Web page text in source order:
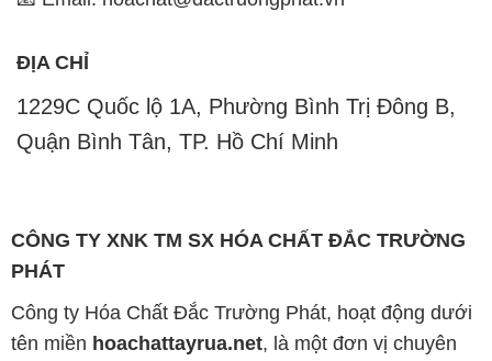
ĐỊA CHỈ
1229C Quốc lộ 1A, Phường Bình Trị Đông B,
Quận Bình Tân, TP. Hồ Chí Minh
CÔNG TY XNK TM SX HÓA CHẤT ĐẮC TRƯỜNG
PHÁT
Công ty Hóa Chất Đắc Trường Phát, hoạt động dưới
tên miền hoachattayrua.net, là một đơn vị chuyên